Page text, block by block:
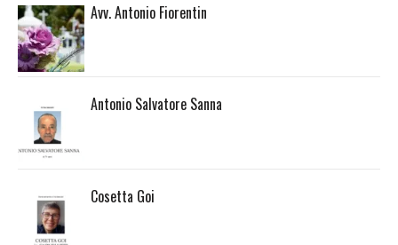
Avv. Antonio Fiorentin
Antonio Salvatore Sanna
Cosetta Goi